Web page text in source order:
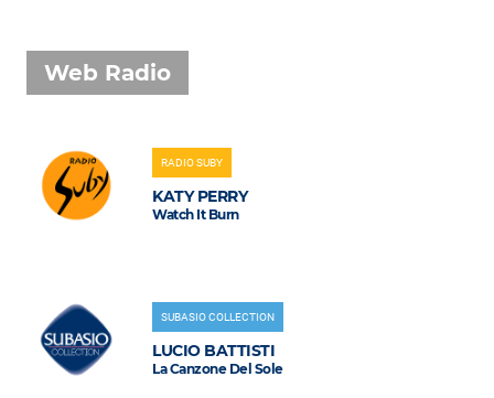
Web Radio
RADIO SUBY
KATY PERRY
Watch It Burn
SUBASIO COLLECTION
LUCIO BATTISTI
La Canzone Del Sole